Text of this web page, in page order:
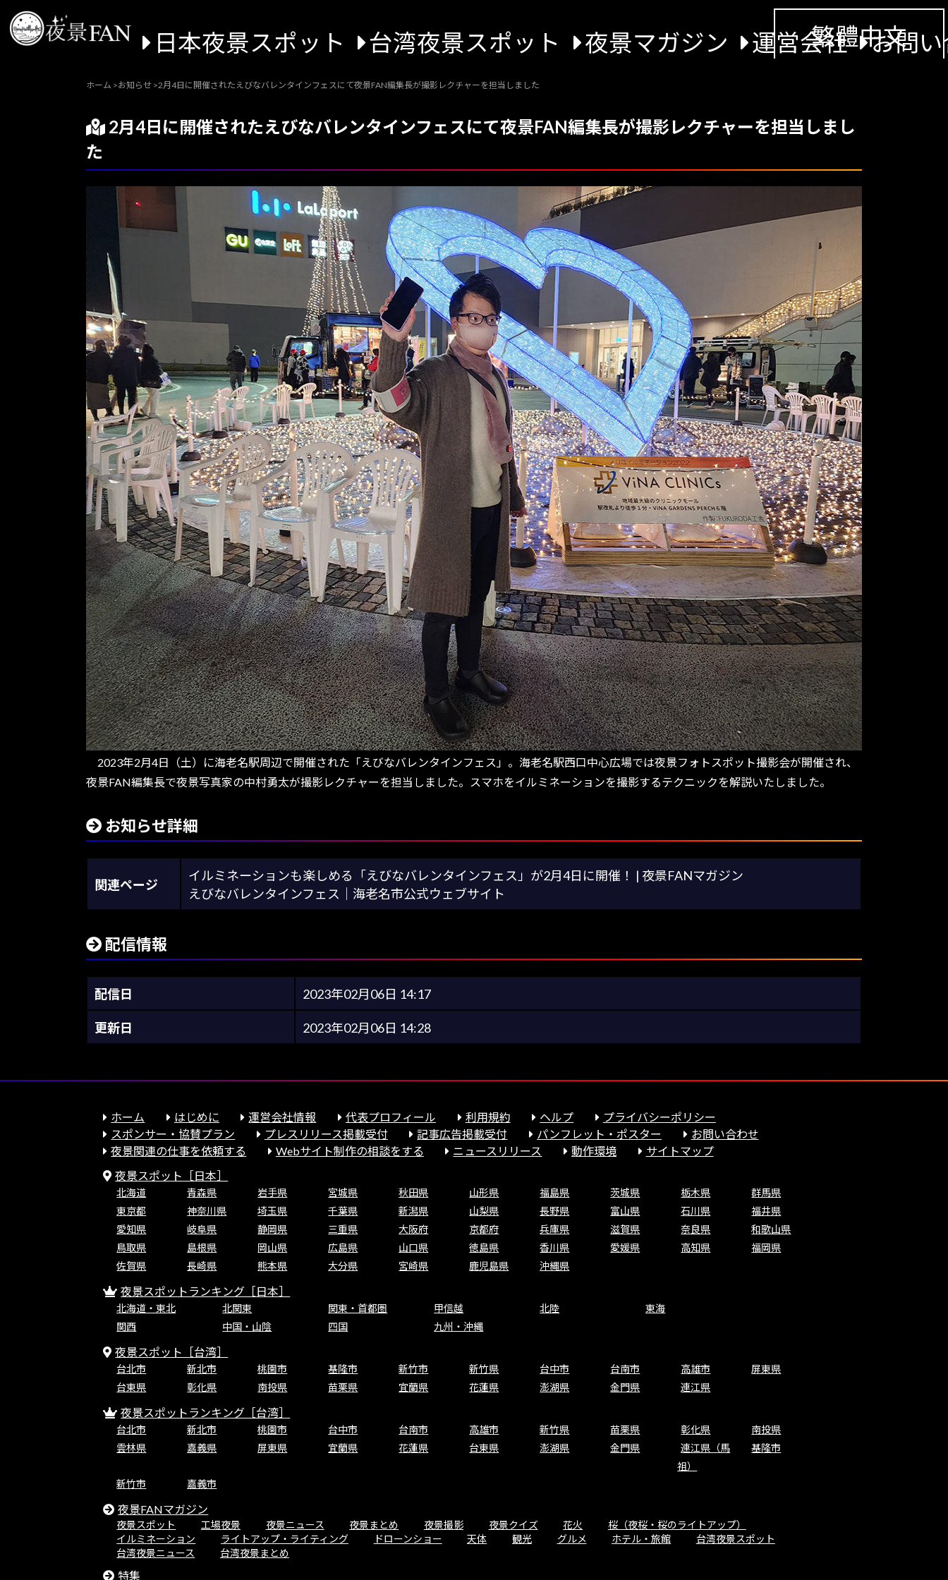
日本夜景スポット 台湾夜景スポット 夜景マガジン 運営会社 お問
繁體中文
ホーム >お知らせ >2月4日に開催されたえびなバレンタインフェスにて夜景FAN編集長が撮影レクチャーを担当しました
2月4日に開催されたえびなバレンタインフェスにて夜景FAN編集長が撮影レクチャーを担当しまし
た
2023年2月4日（土）に海老名駅周辺で開催された「えびなバレンタインフェス」。海老名駅西口中心広場では夜景フォトスポット撮影会が開催され、
夜景FAN編集長で夜景写真家の中村勇太が撮影レクチャーを担当しました。スマホをイルミネーションを撮影するテクニックを解説いたしました。
お知らせ詳細
関連ページ
イルミネーションも楽しめる「えびなバレンタインフェス」が2月4日に開催！ | 夜景FANマガジン
えびなバレンタインフェス｜海老名市公式ウェブサイト
配信情報
配信日 2023年02月06日 14:17
更新日 2023年02月06日 14:28
ホーム はじめに 運営会社情報 代表プロフィール 利用規約 ヘルプ
プライバシーポリシー
スポンサー・協賛プラン
プレスリリース掲載受付 記事広告掲載受付 パンフレット・ポスター
お問い合わせ
夜景関連の仕事を依頼する
Webサイト制作の相談をする ニュースリリース 動作環境
サイトマップ
夜景スポット［日本］
北海道 青森県 岩手県 宮城県 秋田県 山形県 福島県 茨城県 栃木県
群馬県
東京都
神奈川県 埼玉県 千葉県 新潟県 山梨県 長野県 富山県 石川県
福井県
愛知県
岐阜県 静岡県 三重県 大阪府 京都府 兵庫県 滋賀県 奈良県
和歌山県
鳥取県
島根県 岡山県 広島県 山口県 徳島県 香川県 愛媛県 高知県
福岡県
佐賀県
長崎県 熊本県 大分県 宮崎県 鹿児島県 沖縄県
夜景スポットランキング［日本］
北海道・東北 北関東 関東・首都圏 甲信越 北陸
東海
関西
中国・山陰 四国 九州・沖縄
夜景スポット［台湾］
台北市 新北市 桃園市 基隆市 新竹市 新竹県 台中市 台南市 高雄市
屏東県
台東県
彰化県 南投県 苗栗県 宜蘭県 花蓮県 澎湖県 金門県 連江県
夜景スポットランキング［台湾］
台北市 新北市 桃園市 台中市 台南市 高雄市 新竹県 苗栗県 彰化県
南投県
雲林県
嘉義県 屏東県 宜蘭県 花蓮県 台東県 澎湖県 金門県
連江県（馬
祖）
基隆市
新竹市 嘉義市
夜景FANマガジン
夜景スポット 工場夜景 夜景ニュース 夜景まとめ 夜景撮影 夜景クイズ 花火
桜（夜桜・桜のライトアップ）
イルミネーション
ライトアップ・ライティング ドローンショー 天体 観光 グルメ ホテル・旅館
台湾夜景スポット
台湾夜景ニュース
台湾夜景まとめ
特集